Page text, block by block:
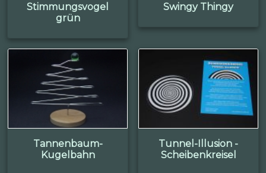
Stimmungsvogel
grün
Swingy Thingy
Tannenbaum-
Kugelbahn
Tunnel-Illusion -
Scheibenkreisel